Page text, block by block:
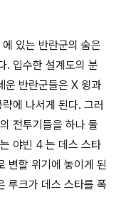
있는 반란군의 숨은
. 입수한 설계도의 분
운 반란군들은 X 윙과
에 나서게 된다. 그러
전투기들을 하나 둘
야빈 4 는 데스 스타
변할 위기에 놓이게 된
루크가 데스 스타를 폭